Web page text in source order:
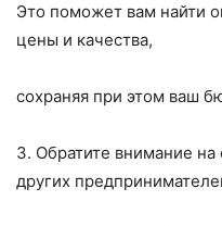
Это поможет вам найти
цены и качества,
сохраняя при этом ваш
3. Обратите внимание
других